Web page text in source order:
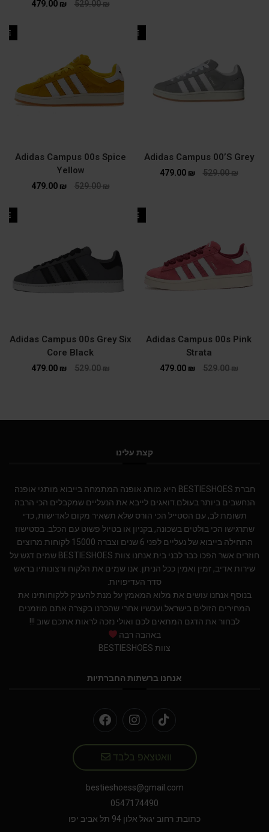
529.00₪
479.00 ₪
SALE
Adidas Campus 00’S Grey
529.00₪
479.00 ₪
Adidas Campus 00s Spice
Yellow
529.00₪
479.00 ₪
SALE
Adidas Campus 00s Pink
Strata
529.00₪
479.00 ₪
Adidas Campus 00s Grey Six
Core Black
529.00₪
479.00 ₪
קצת עלינו
חברת BESTIESHOES היא מותג אופנה המתמחה בייבוא מותגי אופנה
הנחשבים ביותר בעולם.דואגים לייבא את הנעליים שמקבלים הכי הרבה
תשומת לב, עם הסטייל הכי הורס שלא תשאיר מקום לאדישות, כדי
שתרגישו הכי בולטים בשכונה, בקניון או בטיול פשוט עם הכלב. בסטישוז
התחילה בייבוא של נעליים לפני 6 שנים וצברה 15000 לקוחות מרוצים
חוזרים אשר הפכו כבר לבני בית.אנחנו צוות BESTIESHOES שמים דגש על
שירות אדיב, זמין ואמין ככל הניתן. אנו שמים את הלקוח ורצונותיו בראש
סדר העדיפויות.
בנוסף אנחנו עושים את מלוא המאמץ על מנת להעניק ללקוחותינו את
המחירים הזולים בישראל.ועכשיו אחרי שהכרנו בקצרה אתם מוזמנים
לבחור את הדגם המתאים לכם ואולי נזכה לראות אתכם שוב !!!
באהבה רבה
צוות BESTIESHOES
אנחנו ברשתות החברתיות
וואטצאפ בלבד
bestieshoess@gmail.com
0547174490
כתובת: רחוב יגאל אלון 94 תל אביב יפו